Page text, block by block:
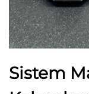
Sistem